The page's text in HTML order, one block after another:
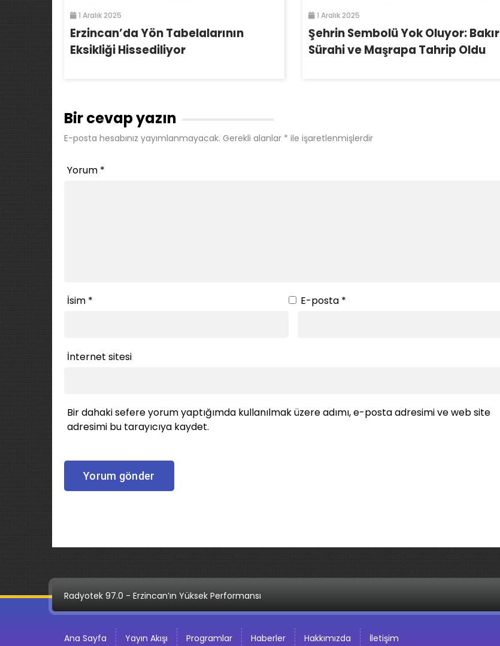
1 Aralık 2025
Erzincan’da Yön Tabelalarının
Eksikliği Hissediliyor
1 Aralık 2025
Şehrin Sembolü Yok Oluyor: Bakır
Sürahi ve Maşrapa Tahrip Oldu
Bir cevap yazın
E-posta hesabınız yayımlanmayacak. Gerekli alanlar * ile işaretlenmişlerdir
Yorum *
İsim * E-posta *
İnternet sitesi
Bir dahaki sefere yorum yaptığımda kullanılmak üzere adımı, e-posta adresimi ve web site
adresimi bu tarayıcıya kaydet.
Radyotek 97.0 - Erzincan’ın Yüksek Performansı
Ana Sayfa Yayın Akışı Programlar Haberler Hakkımızda İletişim